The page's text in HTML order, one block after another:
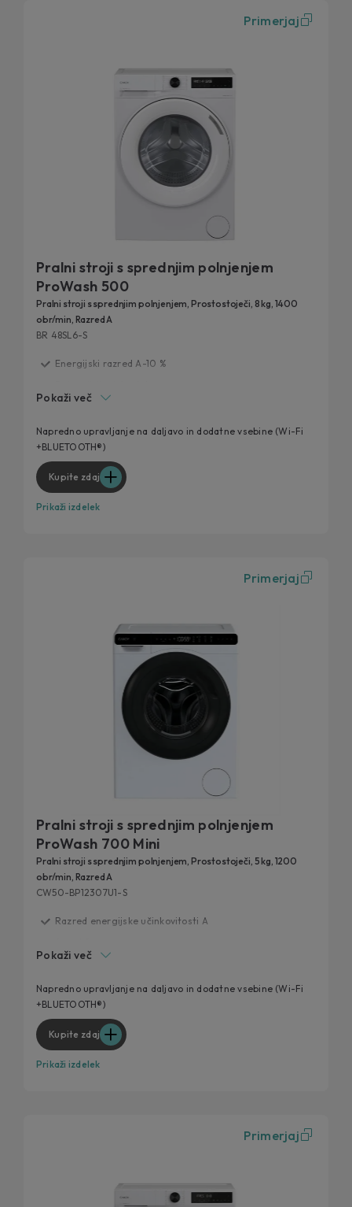
Primerjaj
Pralni stroji s sprednjim polnjenjem
ProWash 500
Pralni stroji s sprednjim polnjenjem, Prostostoječi, 8 kg, 1400
obr/min, Razred A
BR 48SL6-S
Energijski razred A-10 %
Tehnologija ProActive Wash
Wi-Fi povezljivost preko aplikacije hOn
Pokaži več
Napredno upravljanje na daljavo in dodatne vsebine (Wi-Fi
+BLUETOOTH®)
Kupite zdaj
Prikaži izdelek
Primerjaj
Pralni stroji s sprednjim polnjenjem
ProWash 700 Mini
Pralni stroji s sprednjim polnjenjem, Prostostoječi, 5 kg, 1200
obr/min, Razred A
CW50-BP12307U1-S
Razred energijske učinkovitosti A
Soft Drum
Inverter motor
Pokaži več
Napredno upravljanje na daljavo in dodatne vsebine (Wi-Fi
+BLUETOOTH®)
Kupite zdaj
Prikaži izdelek
Primerjaj